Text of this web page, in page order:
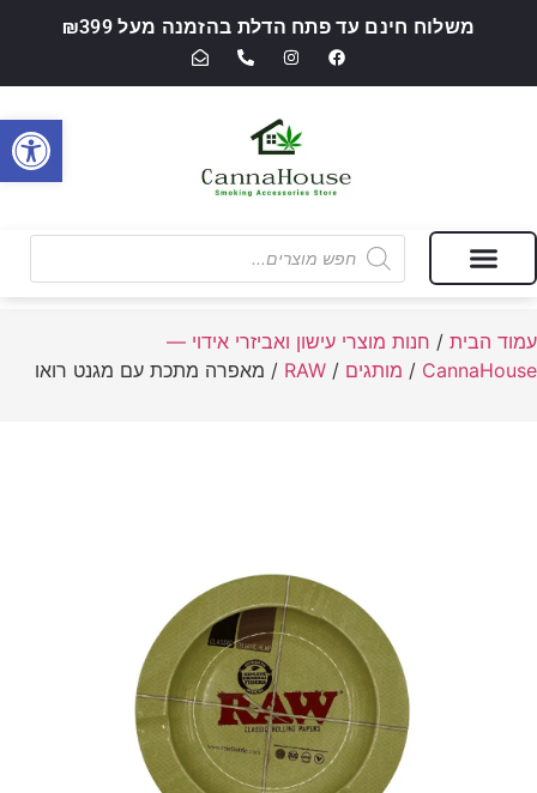
משלוח חינם עד פתח הדלת בהזמנה מעל ₪399
עמוד הבית / חנות מוצרי עישון ואביזרי אידוי —
CannaHouse
/ מותגים /
RAW / מאפרה מתכת עם מגנט רואו
פתח